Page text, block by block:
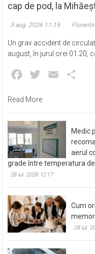
cap de pod, la
3 aug. 2026 11:19
Un grav accident de
august, în jurul orei 01.20,
Facebook
Twitter Email
Read More
Medic
aerul
grade între temperatura
28 iul. 2026 12:17
Cum
28 iul.